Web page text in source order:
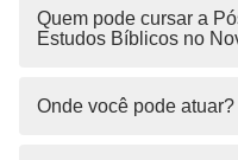
Quem pode cursar a
Estudos Bíblicos no
Onde você pode atuar?